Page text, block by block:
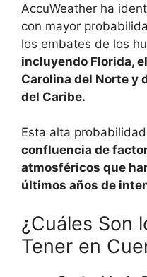
AccuWeather ha
con mayor
los embates de los
incluyendo Florida,
Carolina del Norte y
del Caribe.
Esta alta
confluencia de
atmosféricos que
últimos años de
¿Cuáles Son
Tener en